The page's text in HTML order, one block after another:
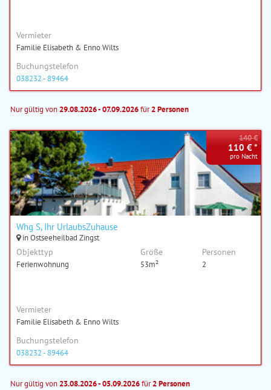
Vermieter
Familie Elisabeth & Enno Wilts
Buchungstelefon
038232 - 89464
Nur gültig von29.08.2026 - 07.09.2026für2 Personen
Whg S, Ihr UrlaubsZuhause
in Ostseeheilbad Zingst
Objekttyp
Ferienwohnung
Größe
53m²
Personen
2
140 €
110 € *
pro Nacht
Vermieter
Familie Elisabeth & Enno Wilts
Buchungstelefon
038232 - 89464
Nur gültig von23.08.2026 - 05.09.2026für2 Personen